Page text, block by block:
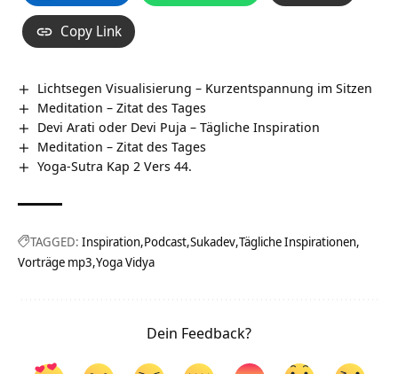
Copy Link
Lichtsegen Visualisierung – Kurzentspannung im Sitzen
Meditation – Zitat des Tages
Devi Arati oder Devi Puja – Tägliche Inspiration
Meditation – Zitat des Tages
Yoga-Sutra Kap 2 Vers 44.
TAGGED: Inspiration Podcast Sukadev Tägliche Inspirationen
Vorträge mp3 Yoga Vidya
Dein Feedback?